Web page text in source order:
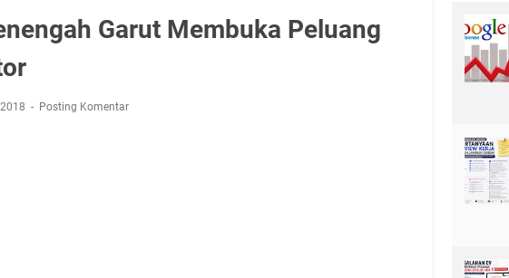
Garut Membuka Peluang
Posting Komentar